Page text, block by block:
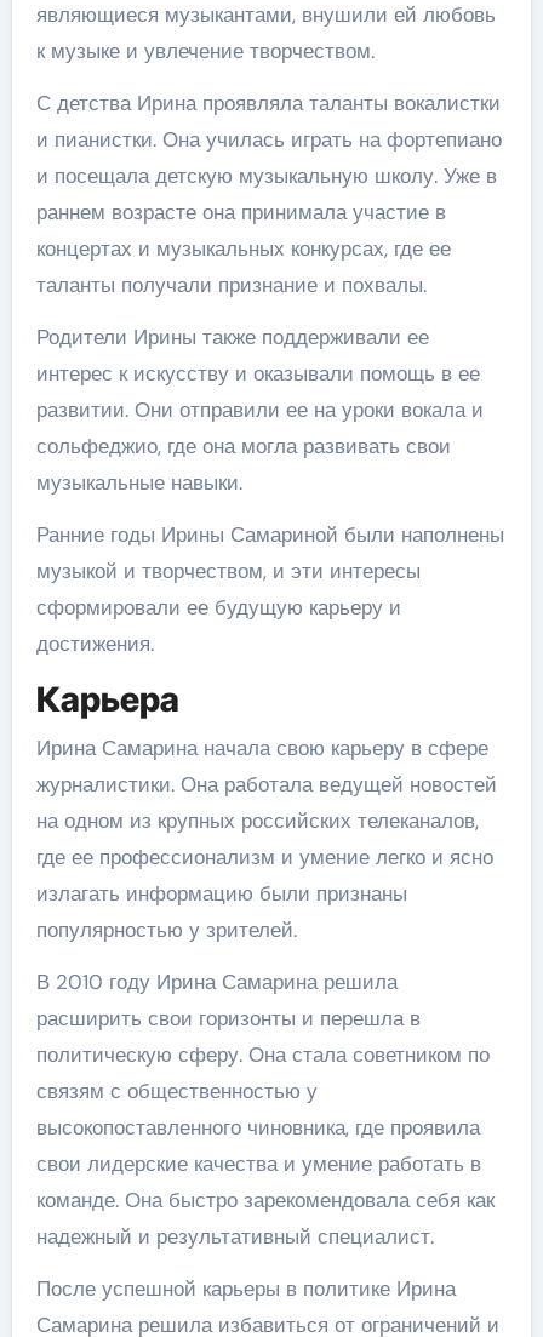
являющиеся музыкантами, внушили ей любовь
к музыке и увлечение творчеством.
С детства Ирина проявляла таланты вокалистки
и пианистки. Она училась играть на фортепиано
и посещала детскую музыкальную школу. Уже в
раннем возрасте она принимала участие в
концертах и музыкальных конкурсах, где ее
таланты получали признание и похвалы.
Родители Ирины также поддерживали ее
интерес к искусству и оказывали помощь в ее
развитии. Они отправили ее на уроки вокала и
сольфеджио, где она могла развивать свои
музыкальные навыки.
Ранние годы Ирины Самариной были наполнены
музыкой и творчеством, и эти интересы
сформировали ее будущую карьеру и
достижения.
Карьера
Ирина Самарина начала свою карьеру в сфере
журналистики. Она работала ведущей новостей
на одном из крупных российских телеканалов,
где ее профессионализм и умение легко и ясно
излагать информацию были признаны
популярностью у зрителей.
В 2010 году Ирина Самарина решила
расширить свои горизонты и перешла в
политическую сферу. Она стала советником по
связям с общественностью у
высокопоставленного чиновника, где проявила
свои лидерские качества и умение работать в
команде. Она быстро зарекомендовала себя как
надежный и результативный специалист.
После успешной карьеры в политике Ирина
Самарина решила избавиться от ограничений и